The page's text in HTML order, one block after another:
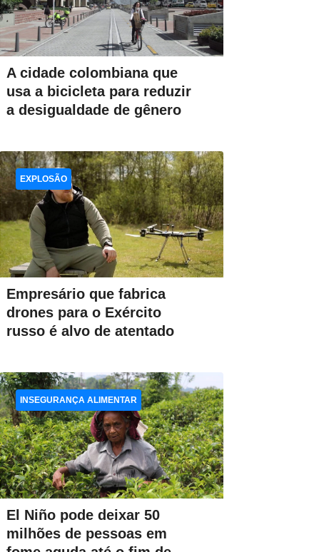
A cidade colombiana que
usa a bicicleta para reduzir
a desigualdade de gênero
Empresário que fabrica
drones para o Exército
russo é alvo de atentado
EXPLOSÃO
El Niño pode deixar 50
milhões de pessoas em
INSEGURANÇA ALIMENTAR